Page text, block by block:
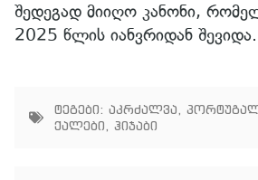
შედეგად მიიღო კანონი,
2025 წლის იანვრიდან შევიდა.
ტეგები: აკრძალვა,
ქალები, ჰიჯაბი